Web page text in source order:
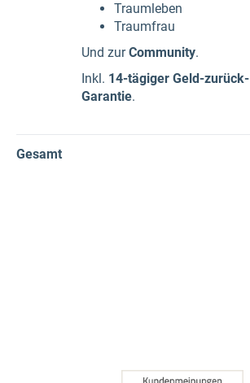
Traumleben
Traumfrau
Und zurCommunity.
Inkl. 14-tägiger Geld-zurück-
Garantie.
Gesamt